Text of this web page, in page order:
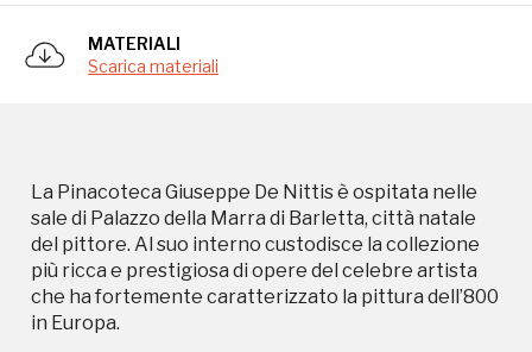
MATERIALI
Scarica materiali
La Pinacoteca Giuseppe De Nittis è ospitata nelle
sale di Palazzo della Marra di Barletta, città natale
del pittore. Al suo interno custodisce la collezione
più ricca e prestigiosa di opere del celebre artista
che ha fortemente caratterizzato la pittura dell’800
in Europa.
Campagne in corso in questo
luogo